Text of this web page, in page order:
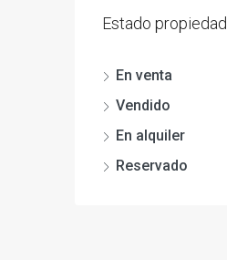
Estado propiedad
En venta
Vendido
En alquiler
Reservado